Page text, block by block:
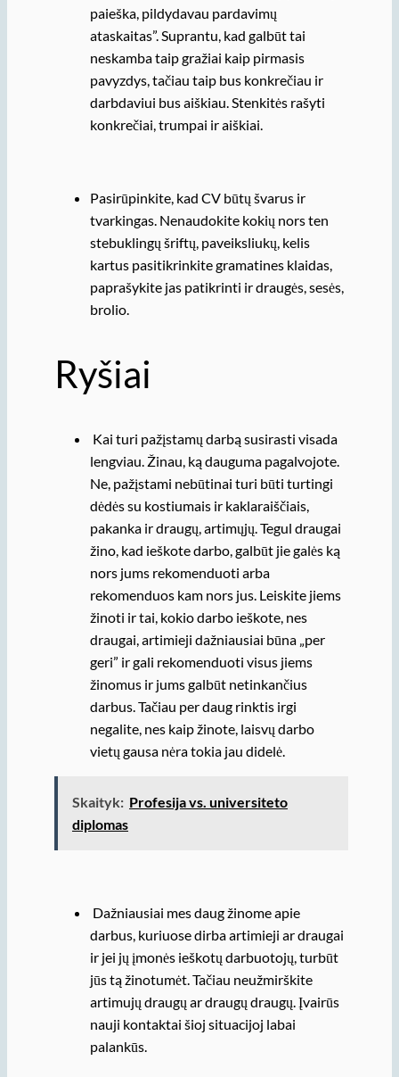
paieška, pildydavau pardavimų
ataskaitas”. Suprantu, kad galbūt tai
neskamba taip gražiai kaip pirmasis
pavyzdys, tačiau taip bus konkrečiau ir
darbdaviui bus aiškiau. Stenkitės rašyti
konkrečiai, trumpai ir aiškiai.
Pasirūpinkite, kad CV būtų švarus ir
tvarkingas. Nenaudokite kokių nors ten
stebuklingų šriftų, paveiksliukų, kelis
kartus pasitikrinkite gramatines klaidas,
paprašykite jas patikrinti ir draugės, sesės,
brolio.
Ryšiai
Kai turi pažįstamų darbą susirasti visada
lengviau. Žinau, ką dauguma pagalvojote.
Ne, pažįstami nebūtinai turi būti turtingi
dėdės su kostiumais ir kaklaraiščiais,
pakanka ir draugų, artimųjų. Tegul draugai
žino, kad ieškote darbo, galbūt jie galės ką
nors jums rekomenduoti arba
rekomenduos kam nors jus. Leiskite jiems
žinoti ir tai, kokio darbo ieškote, nes
draugai, artimieji dažniausiai būna „per
geri” ir gali rekomenduoti visus jiems
žinomus ir jums galbūt netinkančius
darbus. Tačiau per daug rinktis irgi
negalite, nes kaip žinote, laisvų darbo
vietų gausa nėra tokia jau didelė.
Skaityk: Profesija vs. universiteto
diplomas
Dažniausiai mes daug žinome apie
darbus, kuriuose dirba artimieji ar draugai
ir jei jų įmonės ieškotų darbuotojų, turbūt
jūs tą žinotumėt. Tačiau neužmirškite
artimujų draugų ar draugų draugų. Įvairūs
nauji kontaktai šioj situacijoj labai
palankūs.